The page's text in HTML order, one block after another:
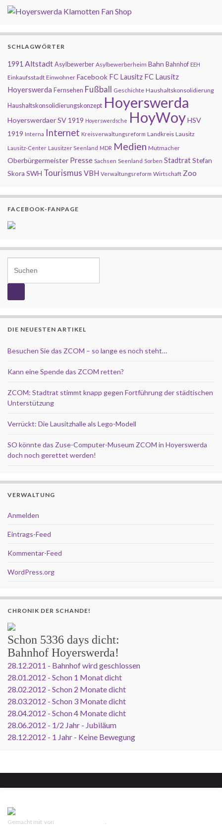
SCHLAGWÖRTER
1991 AltstadtAsylbewerber Asylbewerberheim Bahn Bahnhof EEH
Einkaufsstadt Einwohner Facebook FC Lausitz FC Lausitz
Hoyerswerda Fernsehen Fußball Geschichte Haushaltskonsolidierung
Haushaltskonsolidierungskonzept Hoyerswerda
Hoyerswerdaer SV 1919 Hoyerswerdsche HoyWoyHSV
1919 Interna Internet Kreisverwaltungsreform Landkreis Lausitz
Lausitz-Center Lausitzer Seenland MDR Medien Mutmacher
Oberbürgermeister Presse Sachsen Seenland Sorben StadtratStefan
Skora SWH Tourismus VBH Verwaltungsreform Wirtschaft Zoo
FACEBOOK-FANPAGE
DIE NEUESTEN ARTIKEL
Besuchen Sie das ZCOM – so lange es noch steht…
Kann eine Spende das ZCOM retten?
ZCOM: Stadtrat stimmt knapp gegen Fortführung der städtischen
Unterstützung
Verrückt: Die Lausitzhalle als Lego-Modell
SO könnte das Zuse-Computer-Museum ZCOM in Hoyerswerda
doch noch gerettet werden!
VERWALTUNG
Anmelden
Eintrags-Feed
Kommentar-Feed
WordPress.org
CHRONIK DER SCHANDE!
Schon 5336 days dicht:
Bahnhof Hoyerswerda!
28.12.2011 - Bahnhof wird geschlossen
28.01.2012 - Schon 1 Monat dicht
28.02.2012 - Schon 2 Monate dicht
28.03.2012 - Schon 3 Monate dicht
28.04.2012 - Schon 4 Monate dicht
28.06.2012 - 1/2 Jahr - Jubiläum
28.12.2012 - 1 Jahr - Keine Bewegung
Gemacht mit von .